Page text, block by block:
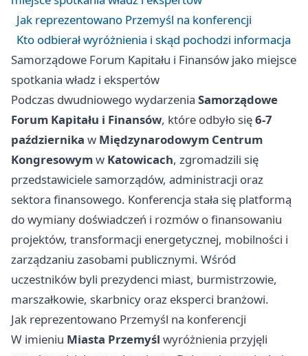
Jak reprezentowano Przemyśl na konferencji
Kto odbierał wyróżnienia i skąd pochodzi informacja
Samorządowe Forum Kapitału i Finansów jako miejsce
spotkania władz i ekspertów
Podczas dwudniowego wydarzenia Samorządowe
Forum Kapitału i Finansów, które odbyło się6-7
października w Międzynarodowym Centrum
Kongresowymw Katowicach, zgromadzili się
przedstawiciele samorządów, administracji oraz
sektora finansowego. Konferencja stała się platformą
do wymiany doświadczeń i rozmów o finansowaniu
projektów, transformacji energetycznej, mobilności i
zarządzaniu zasobami publicznymi. Wśród
uczestników byli prezydenci miast, burmistrzowie,
marszałkowie, skarbnicy oraz eksperci branżowi.
Jak reprezentowano Przemyśl na konferencji
W imieniu Miasta Przemyśl wyróżnienia przyjęli